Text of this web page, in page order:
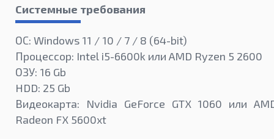
Системные требования
ОС: Windows 11 / 10 / 7 / 8 (64-bit)
Процессор: Intel i5-6600k или AMD Ryzen 5 2600
ОЗУ: 16 Gb
HDD: 25 Gb
Видеокарта: Nvidia GeForce GTX 1060 или
Radeon FX 5600xt